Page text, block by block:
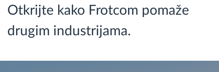
Otkrijte kako Frotcom pomaže
drugim industrijama.